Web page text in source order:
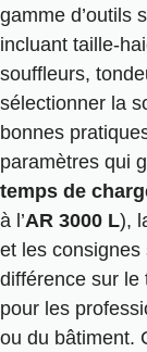
gamme d’outils
incluant taille-
souffleurs,
sélectionner la
bonnes
paramètres qui
temps de
à l’AR 3000 L),
et les consignes
différence sur le
pour les
ou du bâtiment.